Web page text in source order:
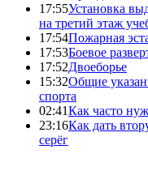
17:55Установка
на третий этаж
17:54Пожарная
17:53Боевое
17:52Двоеборье
15:32Общие
спорта
02:41Как часто
23:16Как дать
серёг